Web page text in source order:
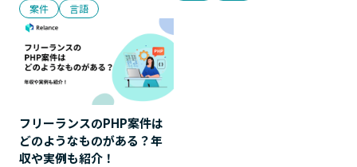
案件
言語
フリーランスのPHP案件は
どのようなものがある？年
収や実例も紹介！